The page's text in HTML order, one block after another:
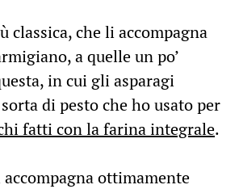
classica, che li accompagna
a quelle un po’
in cui gli asparagi
di pesto che ho usato per
fatti con la farina integrale.
accompagna ottimamente